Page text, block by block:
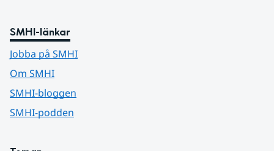
SMHI-länkar
Jobba på SMHI
Om SMHI
SMHI-bloggen
SMHI-podden